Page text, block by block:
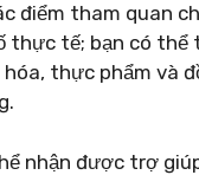
điểm tham quan
thực tế; bạn có thể
thực phẩm và
nhận được trợ